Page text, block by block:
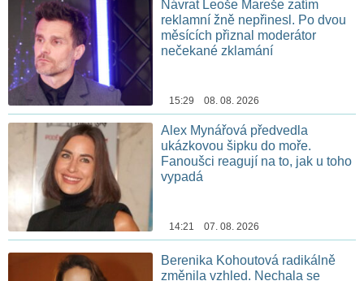
Návrat Leoše Mareše zatím
reklamní žně nepřinesl. Po dvou
měsících přiznal moderátor
nečekané zklamání
15:29 08. 08. 2026
Alex Mynářová předvedla
ukázkovou šipku do moře.
Fanoušci reagují na to, jak u toho
vypadá
14:21 07. 08. 2026
Berenika Kohoutová radikálně
změnila vzhled. Nechala se